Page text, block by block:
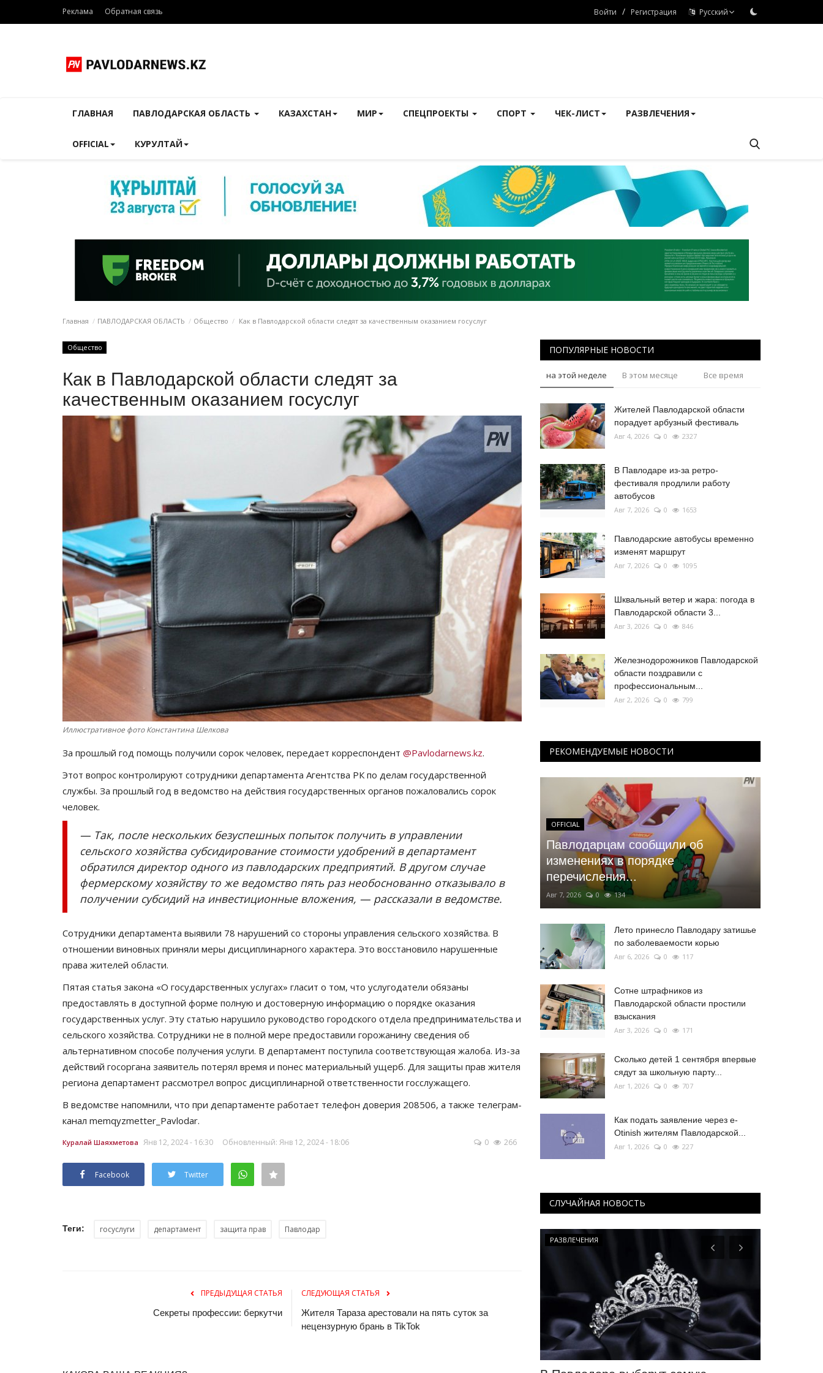
Реклама Обратная связь Войти / Регистрация Русский
ГЛАВНАЯ ПАВЛОДАРСКАЯ ОБЛАСТЬ КАЗАХСТАН МИР СПЕЦПРОЕКТЫ СПОРТ ЧЕК-ЛИСТ РАЗВЛЕЧЕНИЯ
OFFICIAL КУРУЛТАЙ
Главная ПАВЛОДАРСКАЯ ОБЛАСТЬ Общество Как в Павлодарской области следят за качественным оказанием госуслуг
Общество
Как в Павлодарской области следят за
качественным оказанием госуслуг
Иллюстративное фото Константина Шелкова
За прошлый год помощь получили сорок человек, передает корреспондент @Pavlodarnews.kz.
Этот вопрос контролируют сотрудники департамента Агентства РК по делам государственной
службы. За прошлый год в ведомство на действия государственных органов пожаловались сорок
человек.
— Так, после нескольких безуспешных попыток получить в управлении
сельского хозяйства субсидирование стоимости удобрений в департамент
обратился директор одного из павлодарских предприятий. В другом случае
фермерскому хозяйству то же ведомство пять раз необоснованно отказывало в
получении субсидий на инвестиционные вложения, — рассказали в ведомстве.
Сотрудники департамента выявили 78 нарушений со стороны управления сельского хозяйства. В
отношении виновных приняли меры дисциплинарного характера. Это восстановило нарушенные
права жителей области.
Пятая статья закона «О государственных услугах» гласит о том, что услугодатели обязаны
предоставлять в доступной форме полную и достоверную информацию о порядке оказания
государственных услуг. Эту статью нарушило руководство городского отдела предпринимательства и
сельского хозяйства. Сотрудники не в полной мере предоставили горожанину сведения об
альтернативном способе получения услуги. В департамент поступила соответствующая жалоба. Из-за
действий госоргана заявитель потерял время и понес материальный ущерб. Для защиты прав жителя
региона департамент рассмотрел вопрос дисциплинарной ответственности госслужащего.
В ведомстве напомнили, что при департаменте работает телефон доверия 208506, а также телеграм-
канал memqyzmetter_Pavlodar.
Куралай Шаяхметова Янв 12, 2024 - 16:30 Обновленный: Янв 12, 2024 - 18:06 0 266
Facebook Twitter
Теги: госуслуги департамент защита прав Павлодар
ПРЕДЫДУЩАЯ СТАТЬЯ
Секреты профессии: беркутчи
СЛЕДУЮЩАЯ СТАТЬЯ
Жителя Тараза арестовали на пять суток за
нецензурную брань в TikTok
ПОПУЛЯРНЫЕ НОВОСТИ
на этой неделе В этом месяце Все время
Жителей Павлодарской области
порадует арбузный фестиваль
Авг 4, 2026 0 2327
В Павлодаре из-за ретро-
фестиваля продлили работу
автобусов
Авг 7, 2026 0 1653
Павлодарские автобусы временно
изменят маршрут
Авг 7, 2026 0 1095
Шквальный ветер и жара: погода в
Павлодарской области 3...
Авг 3, 2026 0 846
Железнодорожников Павлодарской
области поздравили с
профессиональным...
Авг 2, 2026 0 799
РЕКОМЕНДУЕМЫЕ НОВОСТИ
OFFICIAL
Павлодарцам сообщили об
изменениях в порядке
перечисления...
Авг 7, 2026 0 134
Лето принесло Павлодару затишье
по заболеваемости корью
Авг 6, 2026 0 117
Сотне штрафников из
Павлодарской области простили
взыскания
Авг 3, 2026 0 171
Сколько детей 1 сентября впервые
сядут за школьную парту...
Авг 1, 2026 0 707
Как подать заявление через e-
Otinish жителям Павлодарской...
Авг 1, 2026 0 227
СЛУЧАЙНАЯ НОВОСТЬ
РАЗВЛЕЧЕНИЯ